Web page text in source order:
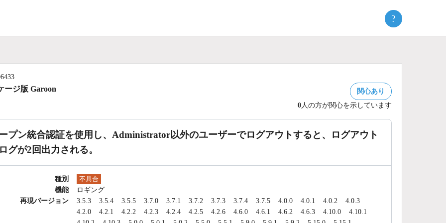
?
ージ版 Garoon
関心あり
0人の方が関心を示しています
プン統合認証を使用し、Administrator以外のユーザーでログアウトすると、ログアウト
グが2回出力される。
種別 不具合
機能
ロギング
再現バージョン
3.5.3 3.5.4 3.5.5 3.7.0 3.7.1 3.7.2 3.7.3 3.7.4 3.7.5 4.0.0 4.0.1 4.0.2
4.0.3
4.2.0
4.2.1 4.2.2 4.2.3 4.2.4 4.2.5 4.2.6 4.6.0 4.6.1 4.6.2 4.6.3 4.10.0
4.10.1